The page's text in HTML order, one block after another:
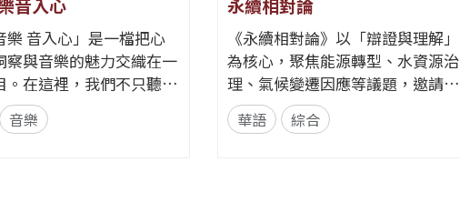
樂 音入心」是一檔把心
察與音樂的魅力交織在一
。在這裡，我們不只聽
歌裡的情緒、故事與心
出音樂
《永續相對論》以「辯證與理解」
為核心，聚焦能源轉型、水資源治
理、氣候變遷因應等議題，邀請具
不同立場與專業背景的來賓展開對
話。節目以每月一題、四集為一完
華語 綜合